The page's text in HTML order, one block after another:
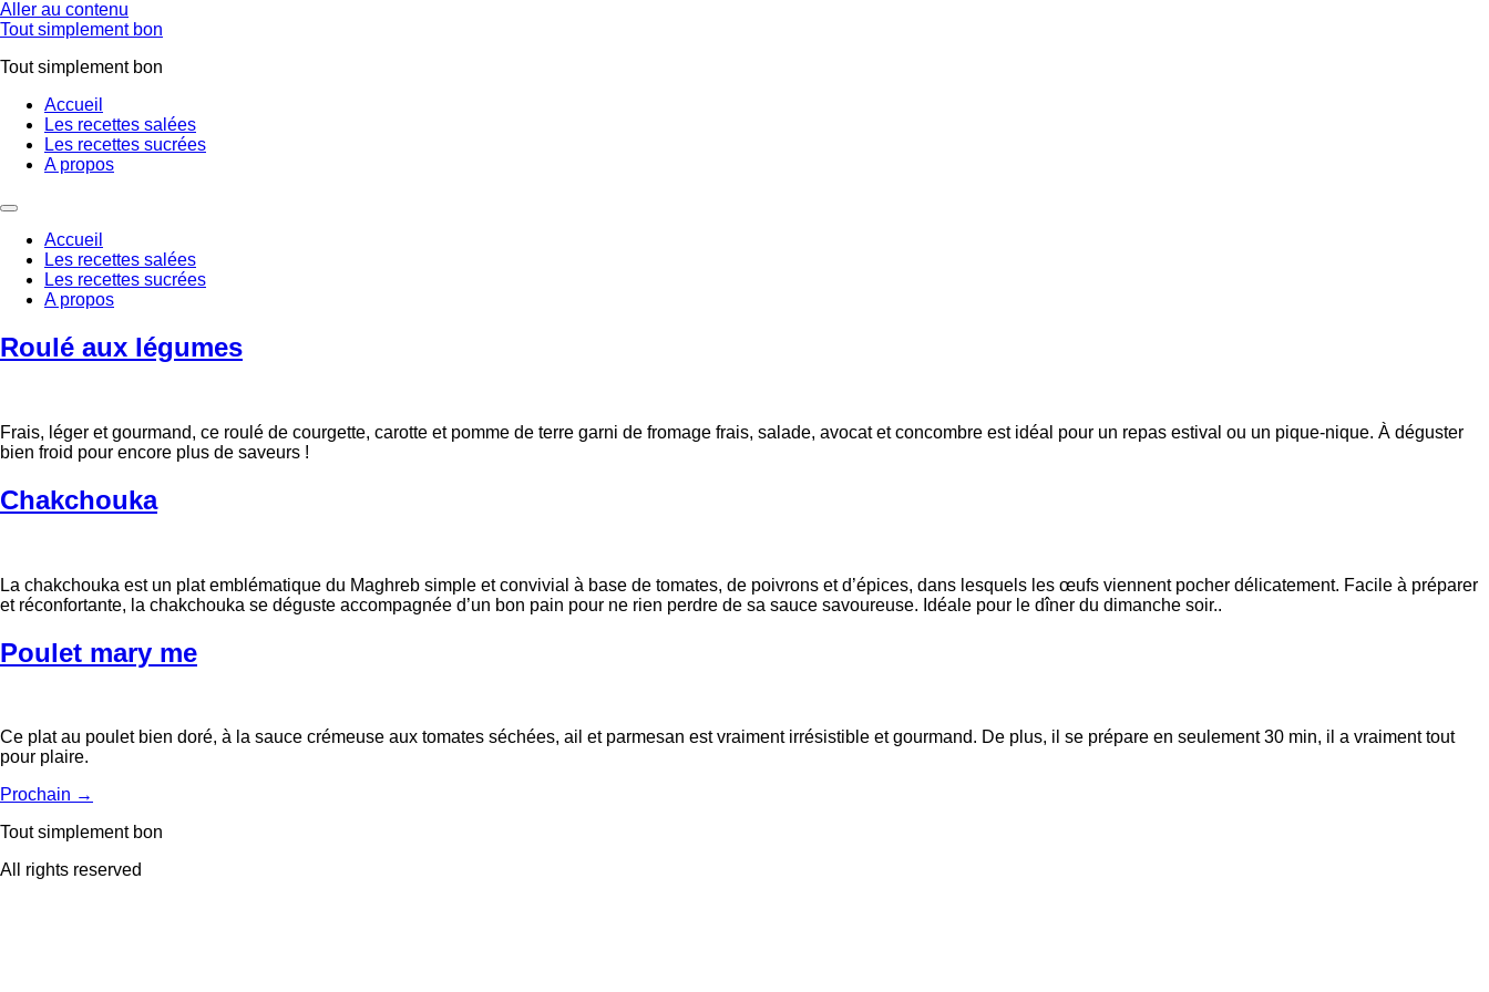
Aller au contenu
Tout simplement bon
Tout simplement bon
Accueil
Les recettes salées
Les recettes sucrées
A propos
Accueil
Les recettes salées
Les recettes sucrées
A propos
Roulé aux légumes
Frais, léger et gourmand, ce roulé de courgette, carotte et pomme de terre garni de fromage frais, salade, avocat et concombre est idéal pour un repas estival ou un pique-nique. À déguster
bien froid pour encore plus de saveurs !
Chakchouka
La chakchouka est un plat emblématique du Maghreb simple et convivial à base de tomates, de poivrons et d’épices, dans lesquels les œufs viennent pocher délicatement. Facile à préparer
et réconfortante, la chakchouka se déguste accompagnée d’un bon pain pour ne rien perdre de sa sauce savoureuse. Idéale pour le dîner du dimanche soir..
Poulet mary me
Ce plat au poulet bien doré, à la sauce crémeuse aux tomates séchées, ail et parmesan est vraiment irrésistible et gourmand. De plus, il se prépare en seulement 30 min, il a vraiment tout
pour plaire.
Prochain →
Tout simplement bon
All rights reserved